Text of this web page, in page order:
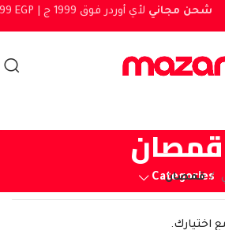
قمصان
Categories
قمصان
اختيارك.
EGP | شحن مجانيلأي أوردر فوق 1999 ج